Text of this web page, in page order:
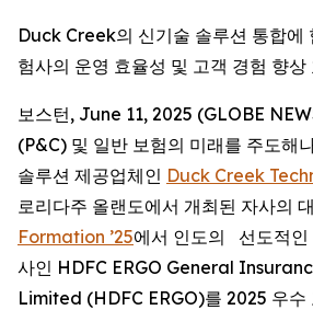
Duck Creek의 신기술 솔루션 통합에
험사의 운영 효율성 및 고객 경험 향상
보스턴, June 11, 2025 (GLOBE
(P&C) 및 일반 보험의 미래를 주도해
솔루션 제공업체인 Duck Creek
로리다주 올랜도에서 개최된 자사의
Formation ’25에서 인도의 선도적인
사인 HDFC ERGO General
Limited (HDFC ERGO)를 2025 우수